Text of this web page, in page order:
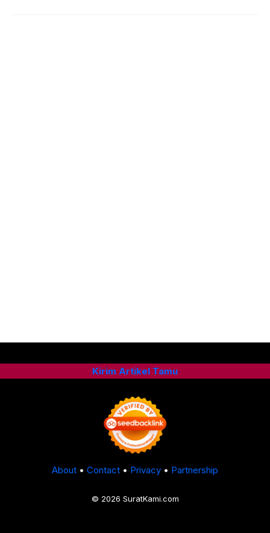
Kirim Artikel Tamu
About • Contact • Privacy • Partnership
© 2026 SuratKami.com